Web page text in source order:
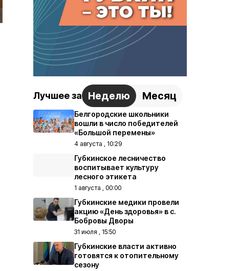
Лучшее за Неделю Месяц
Белгородские школьники
вошли в число победителей
«Большой перемены»
4 августа , 10:29
Губкинское лесничество
воспитывает культуру
лесного этикета
1 августа , 00:00
Губкинские медики провели
акцию «День здоровья» в с.
Бобровы Дворы
31 июля , 15:50
Губкинские власти активно
готовятся к отопительному
сезону